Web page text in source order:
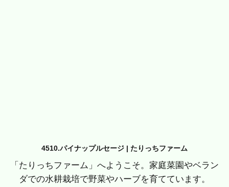
4510.パイナップルセージ | たりっちファーム
「たりっちファーム」へようこそ。家庭菜園やベラン
ダでの水耕栽培で野菜やハーブを育てています。